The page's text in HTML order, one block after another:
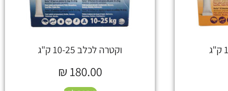
וקטרה לכלב 10-25 ק"ג
₪ 180.00